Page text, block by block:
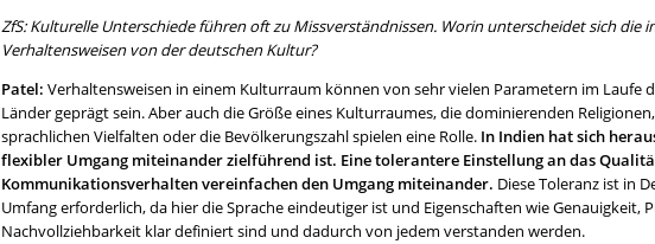
ZfS: Kulturelle Unterschiede führen oft zu Missverständnissen. Worin unterscheidet sich die
Verhaltensweisen von der deutschen Kultur?
Patel: Verhaltensweisen in einem Kulturraum können von sehr vielen Parametern im Laufe
Länder geprägt sein. Aber auch die Größe eines Kulturraumes, die dominierenden
sprachlichen Vielfalten oder die Bevölkerungszahl spielen eine Rolle. In Indien hat sich
flexibler Umgang miteinander zielführend ist. Eine tolerantere Einstellung an das
Kommunikationsverhalten vereinfachen den Umgang miteinander. Diese Toleranz ist in
Umfang erforderlich, da hier die Sprache eindeutiger ist und Eigenschaften wie Genauigkeit,
Nachvollziehbarkeit klar definiert sind und dadurch von jedem verstanden werden.